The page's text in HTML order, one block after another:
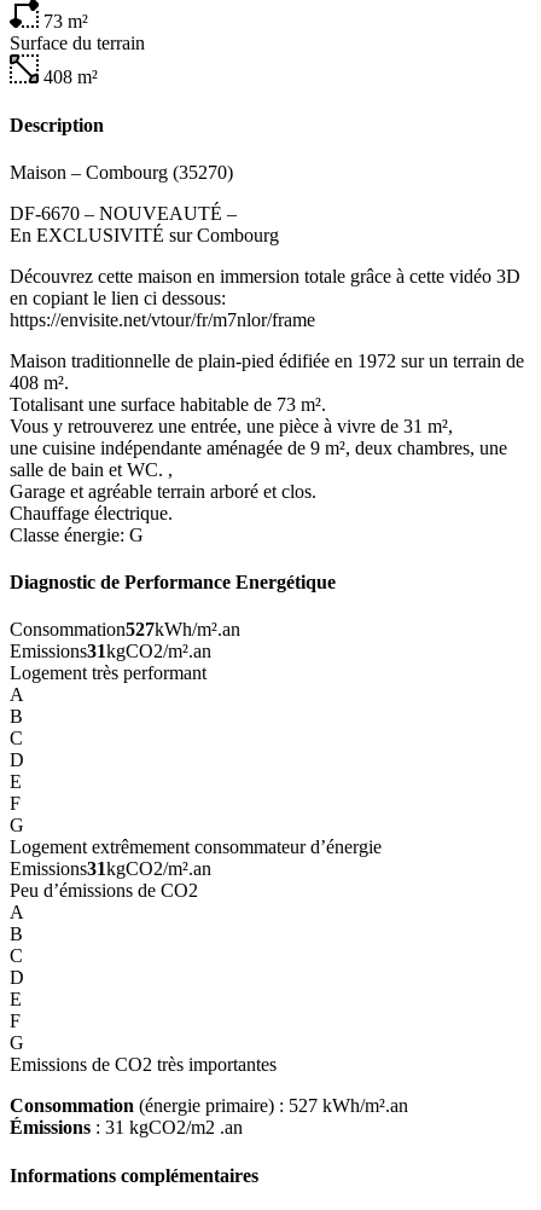
73 m²
Surface du terrain
408 m²
Description
Maison – Combourg (35270)
DF-6670 – NOUVEAUTÉ –
En EXCLUSIVITÉ sur Combourg
Découvrez cette maison en immersion totale grâce à cette vidéo 3D
en copiant le lien ci dessous:
https://envisite.net/vtour/fr/m7nlor/frame
Maison traditionnelle de plain-pied édifiée en 1972 sur un terrain de
408 m².
Totalisant une surface habitable de 73 m².
Vous y retrouverez une entrée, une pièce à vivre de 31 m²,
une cuisine indépendante aménagée de 9 m², deux chambres, une
salle de bain et WC. ,
Garage et agréable terrain arboré et clos.
Chauffage électrique.
Classe énergie: G
Diagnostic de Performance Energétique
Consommation527kWh/m².an
Emissions31kgCO2/m².an
Logement très performant
A
B
C
D
E
F
G
Logement extrêmement consommateur d’énergie
Emissions31kgCO2/m².an
Peu d’émissions de CO2
A
B
C
D
E
F
G
Emissions de CO2 très importantes
Consommation (énergie primaire) : 527 kWh/m².an
Émissions : 31 kgCO2/m2 .an
Informations complémentaires